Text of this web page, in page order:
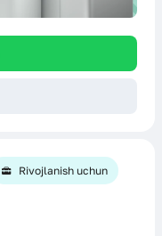
Rivojlanish uchun